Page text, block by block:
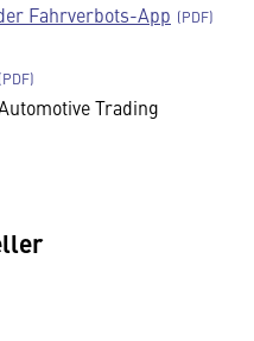
Fahrverbots-App
Trading